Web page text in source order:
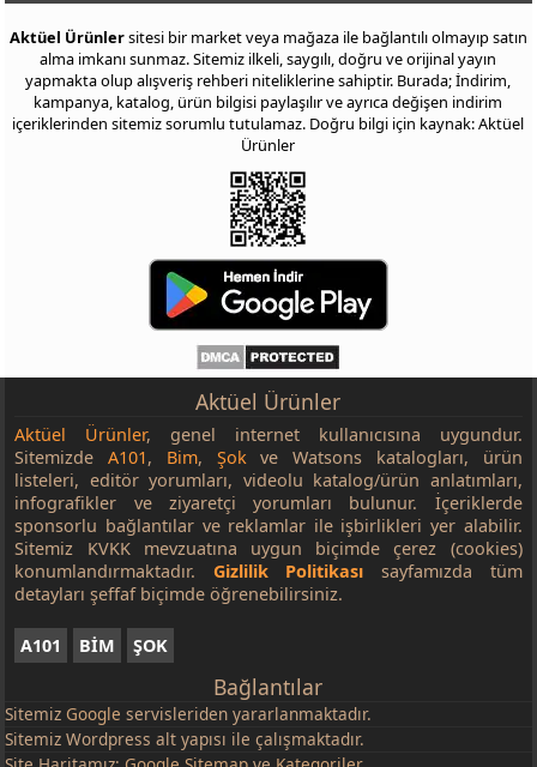
Patos Rolls Mısır Cipsi Jalapeno Lime Aromalı 109 g29,50 TL
Star Krak Mısır Çerezi 150 g
29,50 TL
Proteinocean Protein Bar Tiramisu Aromalı 50 g
45,00 TL
Doğanay Limonata 2 L
Aktüel Ürünlersitesi bir market veya mağaza ile bağlantılı olmayıp satın
alma imkanı sunmaz. Sitemiz ilkeli, saygılı, doğru ve orijinal yayın
yapmakta olup alışveriş rehberi niteliklerine sahiptir. Burada; İndirim,
kampanya, katalog, ürün bilgisi paylaşılır ve ayrıca değişen indirim
içeriklerinden sitemiz sorumlu tutulamaz. Doğru bilgi için kaynak: Aktüel
Ürünler
Aktüel Ürünler
Aktüel Ürünler, genel internet kullanıcısına uygundur.
SitemizdeA101, Bim, Şokve Watsons katalogları, ürün
listeleri, editör yorumları, videolu katalog/ürün anlatımları,
infografikler ve ziyaretçi yorumları bulunur. İçeriklerde
sponsorlu bağlantılar ve reklamlar ile işbirlikleri yer alabilir.
Sitemiz KVKK mevzuatına uygun biçimde çerez (cookies)
konumlandırmaktadır. Gizlilik Politikası sayfamızda tüm
detayları şeffaf biçimde öğrenebilirsiniz.
A101 BİM ŞOK
Bağlantılar
Sitemiz Google servisleriden yararlanmaktadır.
Sitemiz Wordpress alt yapısı ile çalışmaktadır.